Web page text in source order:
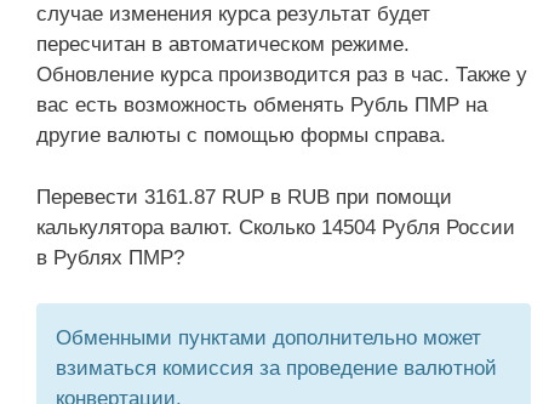
случае изменения курса результат будет
пересчитан в автоматическом режиме.
Обновление курса производится раз в час. Также у
вас есть возможность обменять Рубль ПМР на
другие валюты с помощью формы справа.
Перевести 3161.87 RUP в RUB при помощи
калькулятора валют. Сколько 14504 Рубля России
в Рублях ПМР?
Обменными пунктами дополнительно может
взиматься комиссия за проведение валютной
конвертации.